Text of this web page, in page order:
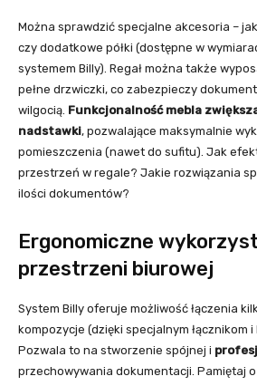
Można sprawdzić specjalne akcesoria –
czy dodatkowe półki (dostępne w
systemem Billy). Regał można także
pełne drzwiczki, co zabezpieczy
wilgocią. Funkcjonalność mebla
nadstawki, pozwalające maksymalnie
pomieszczenia (nawet do sufitu). Jak
przestrzeń w regale? Jakie rozwiązania
ilości dokumentów?
Ergonomiczne
przestrzeni biurowej
System Billy oferuje możliwość łączenia
kompozycje (dzięki specjalnym łącznikom
Pozwala to na stworzenie spójnej i
przechowywania dokumentacji. Pamiętaj